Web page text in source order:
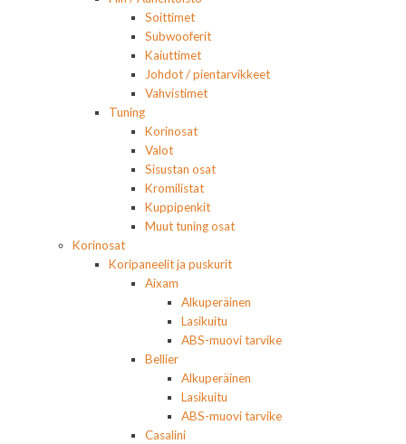
Soittimet
Subwooferit
Kaiuttimet
Johdot / pientarvikkeet
Vahvistimet
Tuning
Korinosat
Valot
Sisustan osat
Kromilistat
Kuppipenkit
Muut tuning osat
Korinosat
Koripaneelit ja puskurit
Aixam
Alkuperäinen
Lasikuitu
ABS-muovi tarvike
Bellier
Alkuperäinen
Lasikuitu
ABS-muovi tarvike
Casalini